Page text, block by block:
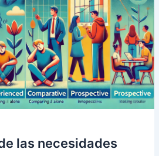
las necesidades